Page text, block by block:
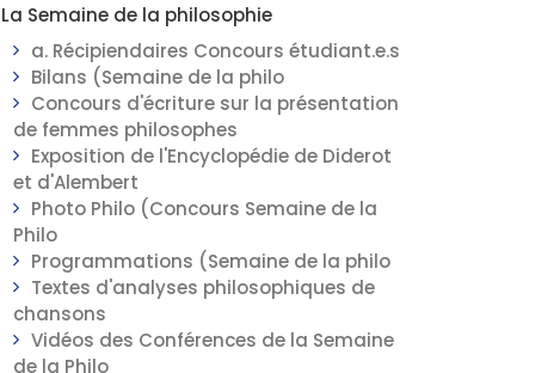
La Semaine de la philosophie
a. Récipiendaires Concours étudiant.e.s
Bilans (Semaine de la philo
Concours d'écriture sur la présentation
de femmes philosophes
Exposition de l'Encyclopédie de Diderot
et d'Alembert
Photo Philo (Concours Semaine de la
Philo
Programmations (Semaine de la philo
Textes d'analyses philosophiques de
chansons
Vidéos des Conférences de la Semaine
de la Philo